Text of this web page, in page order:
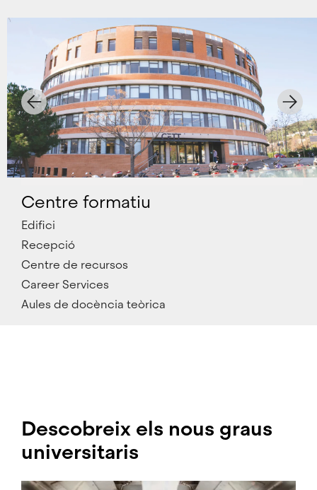
Centre formatiu
Edifici
Recepció
Centre de recursos
Career Services
Aules de docència teòrica
Descobreix els nous graus
universitaris